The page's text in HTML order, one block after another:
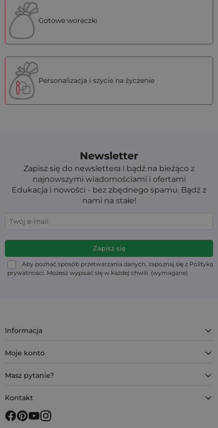
Gotowe woreczki
Personalizacja i szycie na życzenie
Newsletter
Zapisz się do newslettera i bądź na bieżąco z
najnowszymi wiadomościami i ofertami
Edukacja i nowości - bez zbędnego spamu. Bądź z
nami na stałe!
Aby poznać sposób przetwarzania danych, zapoznaj się z Polityką
prywatności. Możesz wypisać się w każdej chwili. (wymagane)
Informacja
Moje konto
Masz pytanie?
Kontakt